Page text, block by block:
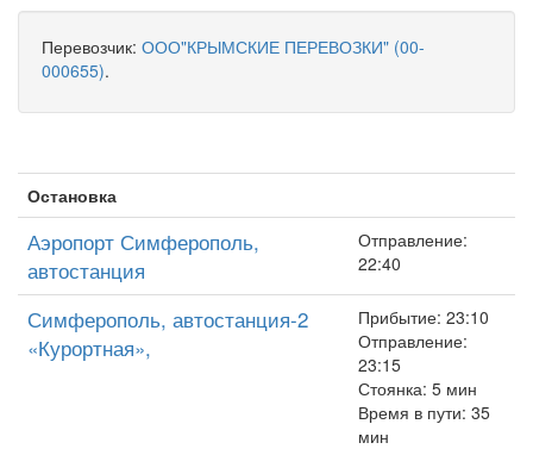
Перевозчик: ООО"КРЫМСКИЕ ПЕРЕВОЗКИ" (00-
000655).
Остановка
Аэропорт Симферополь,
автостанция
Отправление:
22:40
Симферополь, автостанция-2
«Курортная»,
Прибытие: 23:10
Отправление:
23:15
Стоянка: 5 мин
Время в пути: 35
мин